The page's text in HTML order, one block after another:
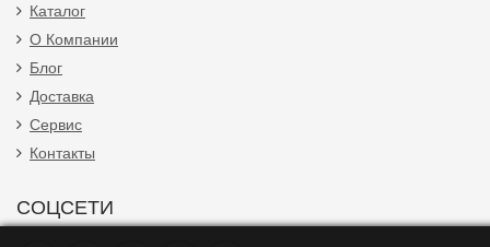
Каталог
О Компании
Блог
Доставка
Сервис
Контакты
СОЦСЕТИ